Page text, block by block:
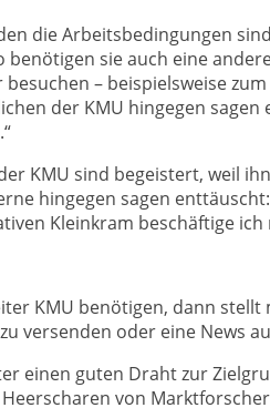
die Arbeitsbedingungen
benötigen sie auch eine
– beispielsweise
der KMU hingegen
KMU sind begeistert, weil
hingegen sagen
Kleinkram beschäftige ich
KMU benötigen, dann
versenden oder eine News
einen guten Draht zur
von